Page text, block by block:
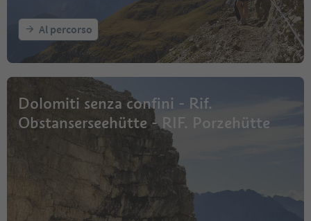
Dolomiti senza confini - Rif.
Obstanserseehütte - RIF. Porzehütte
Al percorso